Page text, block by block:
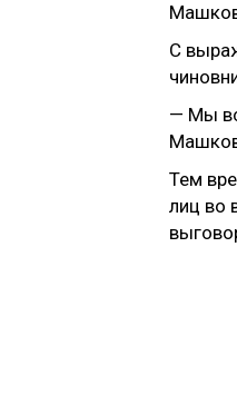
С
— Мы
Тем
лиц во